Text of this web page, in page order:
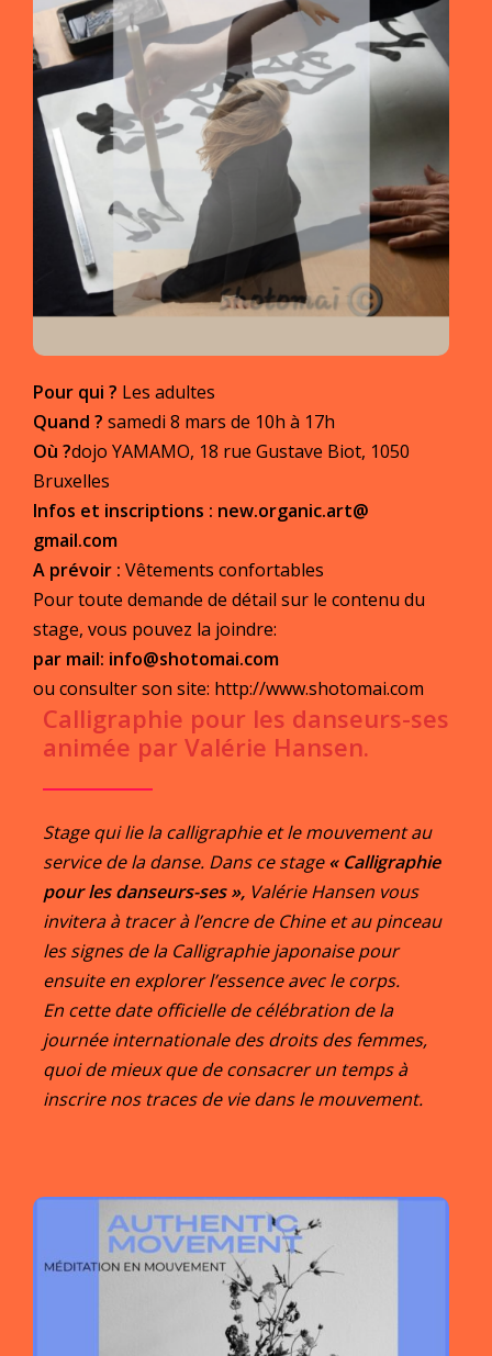
Pour qui ? Les adultes
Quand ? samedi 8 mars de 10h à 17h
Où ?dojo YAMAMO, 18 rue Gustave Biot, 1050
Bruxelles
Infos et inscriptions : new.organic.art@
gmail.com
A prévoir : Vêtements confortables
Pour toute demande de détail sur le contenu du
stage, vous pouvez la joindre:
par mail: info@shotomai.com
ou consulter son site: http://www.shotomai.com
Calligraphie pour les danseurs-ses
animée par Valérie Hansen.
Stage qui lie la calligraphie et le mouvement au
service de la danse. Dans ce stage« Calligraphie
pour les danseurs-ses », Valérie Hansen vous
invitera à tracer à l’encre de Chine et au pinceau
les signes de la Calligraphie japonaise pour
ensuite en explorer l’essence avec le corps.
En cette date officielle de célébration de la
journée internationale des droits des femmes,
quoi de mieux que de consacrer un temps à
inscrire nos traces de vie dans le mouvement.